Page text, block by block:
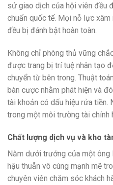
sử giao dịch của hội viên đều
chuẩn quốc tế. Mọi nỗ lực
đều bị đánh bật hoàn toàn.
Không chỉ phòng thủ vững
được trang bị trí tuệ nhân tạo
chuyển từ bên trong. Thuật
bàn cược nhằm phát hiện và
tài khoản có dấu hiệu rửa
trong một môi trường tài chính
Chất lượng dịch vụ và kho
Nằm dưới trướng của một
hậu thuẫn vô cùng mạnh mẽ
chuyên viên chăm sóc khách